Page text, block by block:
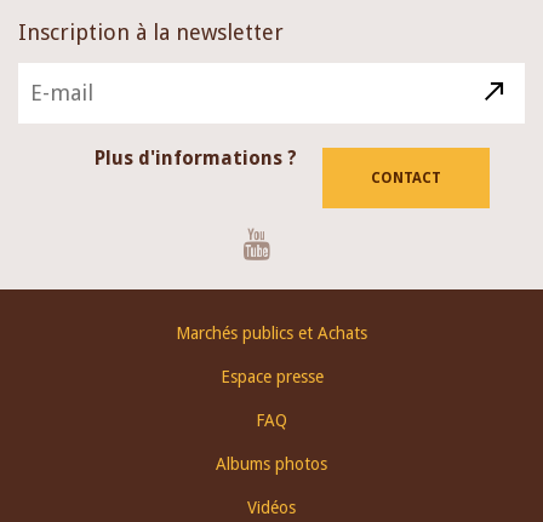
Inscription à la newsletter
Plus d'informations ?
CONTACT
Marchés publics et Achats
Espace presse
FAQ
Albums photos
Vidéos